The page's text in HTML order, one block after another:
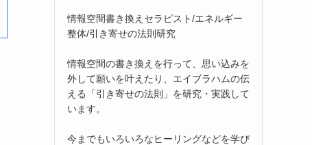
情報空間書き換えセラピスト/エネルギー
整体/引き寄せの法則研究
情報空間の書き換えを行って、思い込みを
外して願いを叶えたり、エイブラハムの伝
える「引き寄せの法則」を研究・実践して
います。
今までもいろいろなヒーリングなどを学び